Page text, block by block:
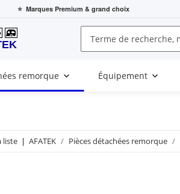
⭐ Marques Premium & grand choix
remorque Équipement
liste AFATEK Pièces détachées remorque